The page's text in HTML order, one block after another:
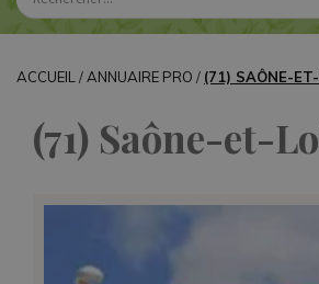
ACCUEIL / ANNUAIRE PRO / (71) SAÔNE-ET-
(71) Saône-et-